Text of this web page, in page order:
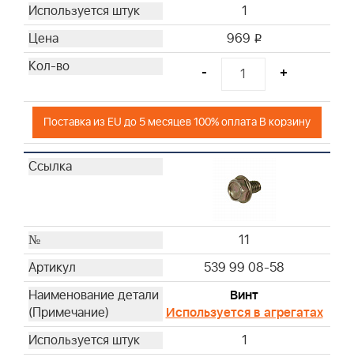
1
969 i
- +
Поставка из EU до 5 месяцев 100% оплата В корзину
11
539 99 08-58
Винт
Используется в агрегатах
1